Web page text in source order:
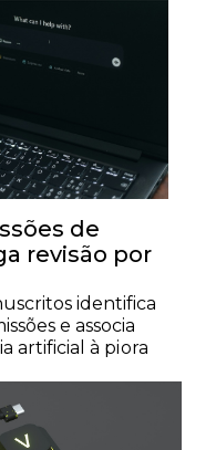
de
revisão por
identifica
e associa
artificial à piora